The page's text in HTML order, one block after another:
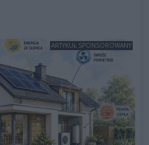
ARTYKUŁ SPONSOROWANY